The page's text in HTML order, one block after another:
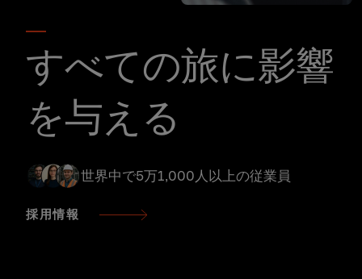
すべての旅に影響
を与える
世界中で5万1,000人以上の従業員
採用情報